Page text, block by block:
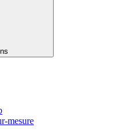
mesure